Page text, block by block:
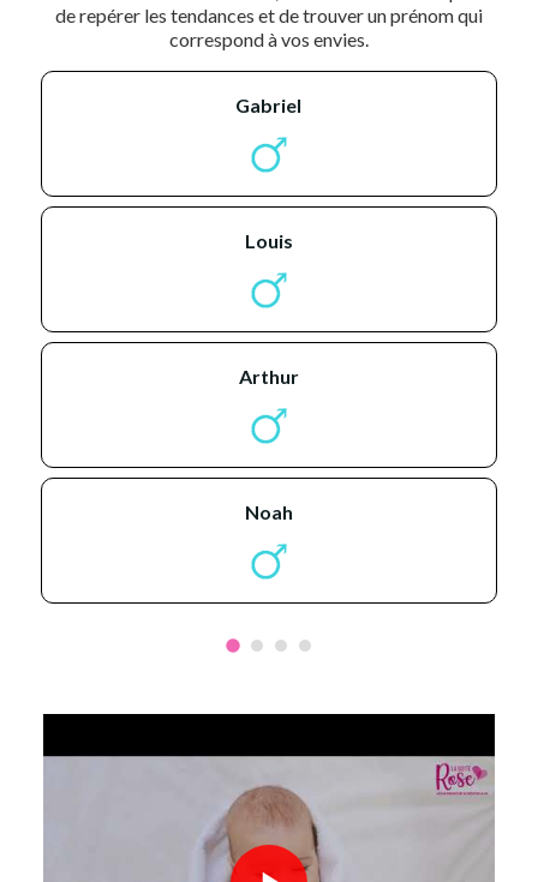
de repérer les tendances et de trouver un prénom qui
correspond à vos envies.
gabriel
louis
arthur
noah